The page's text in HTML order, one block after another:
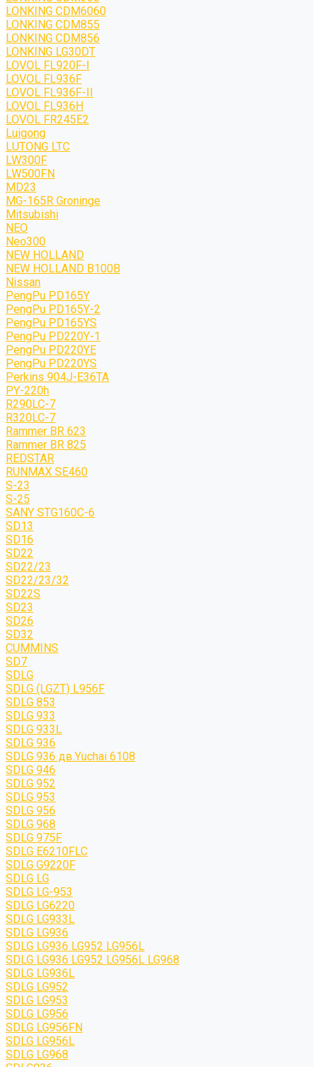
LONKING CDM6060
LONKING CDM855
LONKING CDM856
LONKING LG30DT
LOVOL FL920F-I
LOVOL FL936F
LOVOL FL936F-II
LOVOL FL936H
LOVOL FR245E2
Luigong
LUTONG LTC
LW300F
LW500FN
MD23
MG-165R Groninge
Mitsubishi
NEO
Neo300
NEW HOLLAND
NEW HOLLAND B100B
Nissan
PengPu PD165Y
PengPu PD165Y-2
PengPu PD165YS
PengPu PD220Y-1
PengPu PD220YE
PengPu PD220YS
Perkins 904J-E36TA
PY-220h
R290LC-7
R320LC-7
Rammer BR 623
Rammer BR 825
REDSTAR
RUNMAX SE460
S-23
S-25
SANY STG160C-6
SD13
SD16
SD22
SD22/23
SD22/23/32
SD22S
SD23
SD26
SD32
CUMMINS
SD7
SDLG
SDLG (LGZT) L956F
SDLG 853
SDLG 933
SDLG 933L
SDLG 936
SDLG 936 дв.Yuchai 6108
SDLG 946
SDLG 952
SDLG 953
SDLG 956
SDLG 968
SDLG 975F
SDLG E6210FLC
SDLG G9220F
SDLG LG
SDLG LG-953
SDLG LG6220
SDLG LG933L
SDLG LG936
SDLG LG936 LG952 LG956L
SDLG LG936 LG952 LG956L LG968
SDLG LG936L
SDLG LG952
SDLG LG953
SDLG LG956
SDLG LG956FN
SDLG LG956L
SDLG LG968